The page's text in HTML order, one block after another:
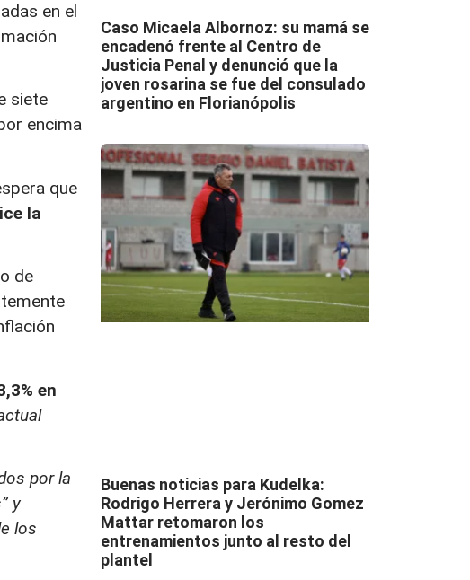
en el
siete
encima
que
la
de
en
por la
y
los
Caso Micaela Albornoz: su mamá se
encadenó frente al Centro de
Justicia Penal y denunció que la
joven rosarina se fue del consulado
argentino en Florianópolis
Buenas noticias para Kudelka:
Rodrigo Herrera y Jerónimo Gomez
Mattar retomaron los
entrenamientos junto al resto del
plantel